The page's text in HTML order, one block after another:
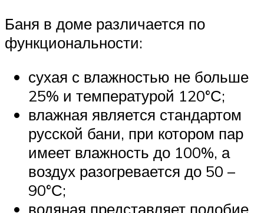
Баня в доме различается по
функциональности:
сухая с влажностью не больше
25% и температурой 120°С;
влажная является стандартом
русской бани, при котором пар
имеет влажность до 100%, а
воздух разогревается до 50 –
90°С;
водяная представляет подобие